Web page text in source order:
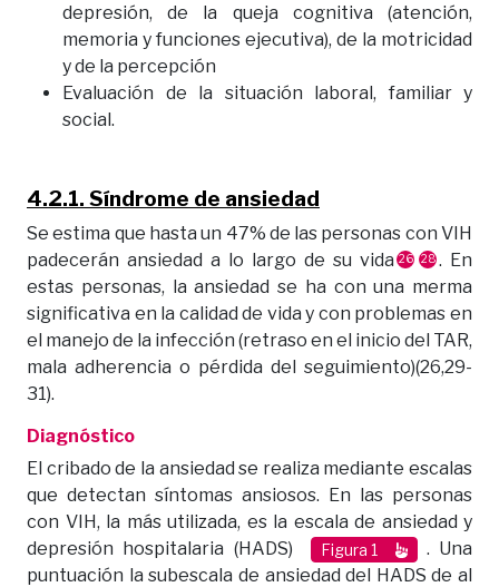
depresión, de la queja cognitiva (atención,
memoria y funciones ejecutiva), de la motricidad
y de la percepción
Evaluación de la situación laboral, familiar y
social.
4.2.1. Síndrome de ansiedad
Se estima que hasta un 47% de las personas con VIH
padecerán ansiedad a lo largo de su vida 26 28 . En
estas personas, la ansiedad se ha con una merma
significativa en la calidad de vida y con problemas en
el manejo de la infección (retraso en el inicio del TAR,
mala adherencia o pérdida del seguimiento)(26,29-
31).
Diagnóstico
El cribado de la ansiedad se realiza mediante escalas
que detectan síntomas ansiosos. En las personas
con VIH, la más utilizada, es la escala de ansiedad y
depresión hospitalaria (HADS)
Figura 1
. Una
puntuación la subescala de ansiedad del HADS de al